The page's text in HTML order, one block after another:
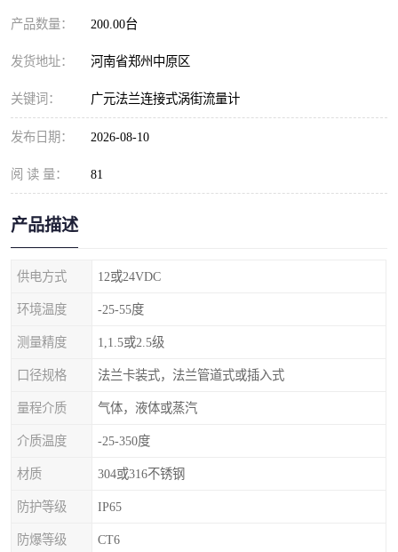
产品数量： 200.00台
发货地址： 河南省郑州中原区
关键词： 广元法兰连接式涡街流量计
发布日期： 2026-08-10
阅 读 量： 81
产品描述
供电方式 12或24VDC
环境温度 -25-55度
测量精度 1,1.5或2.5级
口径规格 法兰卡装式，法兰管道式或插入式
量程介质 气体，液体或蒸汽
介质温度 -25-350度
材质 304或316不锈钢
防护等级 IP65
防爆等级 CT6